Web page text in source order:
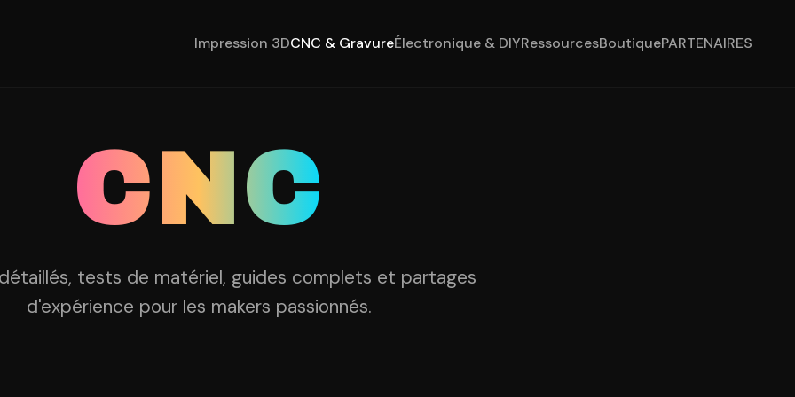
Impression 3DCNC & GravureÉlectronique & DIYRessourcesBoutiquePARTENAIRES
CNC
tests de matériel, guides complets et partages
d'expérience pour les makers passionnés.